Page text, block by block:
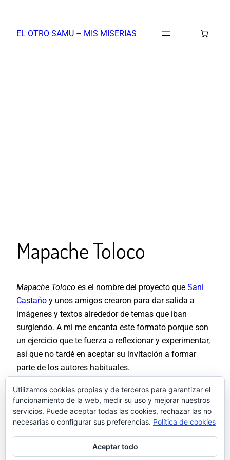
contenido
EL OTRO SAMU – MIS MISERIAS
Mapache Toloco
Mapache Toloco es el nombre del proyecto que Sani
Castaño y unos amigos crearon para dar salida a
imágenes y textos alrededor de temas que iban
surgiendo. A mi me encanta este formato porque son
un ejercicio que te fuerza a reflexionar y experimentar,
así que no tardé en aceptar su invitación a formar
parte de los autores habituales.
He colaborado en dos de sus números («Odio» y «El
Monstruo del Fregadero») con tres ilustraciones
vectoriales retocadas con Photoshop, y pude en ellas
experimentar con tipografías y formas sencillas en
composiciones clásicas.
Utilizamos cookies propias y de terceros para garantizar el
funcionamiento de la web, medir su uso y mejorar nuestros
servicios. Puede aceptar todas las cookies, rechazar las no
necesarias o configurar sus preferencias. Política de cookies
Aceptar todo